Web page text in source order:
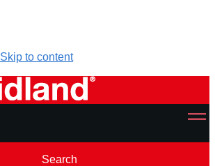
Skip to content
Search